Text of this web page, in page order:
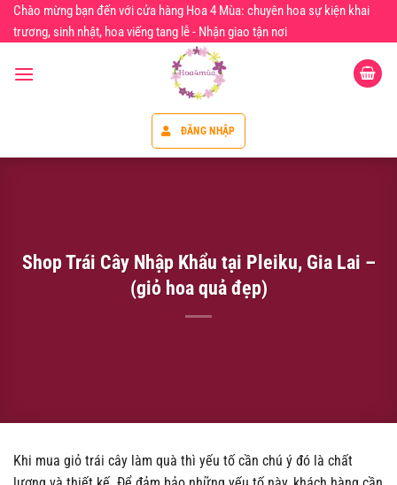
Chuyển
đến
dung
Chào mừng bạn đến với cửa hàng Hoa 4 Mùa: chuyên hoa sự kiện khai
trương, sinh nhật, hoa viếng tang lễ - Nhận giao tận nơi
ĐĂNG NHẬP
Shop Trái Cây Nhập Khẩu tại Pleiku, Gia Lai –
(giỏ hoa quả đẹp)
Khi mua giỏ trái cây làm quà thì yếu tố cần chú ý đó là chất